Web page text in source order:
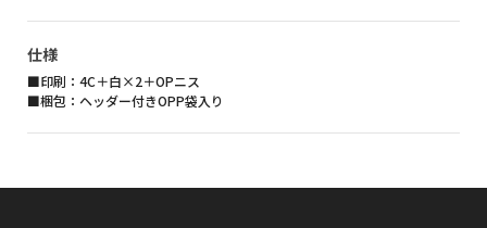
仕様
■印刷：4C＋白×2＋OPニス
■梱包：ヘッダー付きOPP袋入り